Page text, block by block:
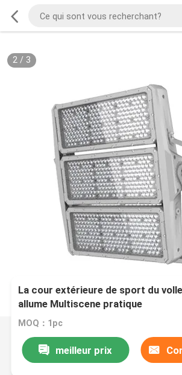
2/ 3
La cour extérieure de sport du
allume Multiscene pratique
MOQ：1pc
meilleur prix